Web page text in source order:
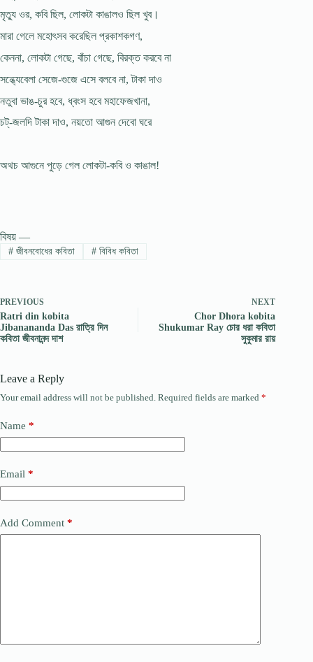
মৃত্যু ওর, কবি ছিল, লোকটা কাঙালও ছিল খুব।
মারা গেলে মহোৎসব করেছিল প্রকাশকগণ,
কেননা, লোকটা গেছে, বাঁচা গেছে, বিরক্ত করবে না
সন্ধ্যেবেলা সেজে-গুজে এসে বলবে না, টাকা দাও
নতুবা ভাঙ-চুর হবে, ধ্বংস হবে মহাফেজখানা,
চট্-জলদি টাকা দাও, নয়তো আগুন দেবাে ঘরে
অথচ আগুনে পুড়ে গেল লোকটা-কবি ও কাঙাল!
বিষয় —
#জীবনবোধের কবিতা #বিবিধ কবিতা
PREVIOUS
Ratri din kobita
Jibanananda Das রাত্রি দিন
কবিতা জীবনানন্দ দাশ
NEXT
Chor Dhora kobita
Shukumar Ray চোর ধরা কবিতা
সুকুমার রায়
Leave a Reply
Your email address will not be published. Required fields are marked *
Name *
Email *
Add Comment *